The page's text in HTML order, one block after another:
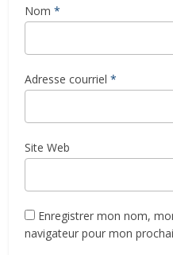
Nom *
Adresse courriel *
Site Web
Enregistrer mon nom,
navigateur pour mon